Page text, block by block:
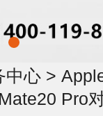
中心 >
Pro